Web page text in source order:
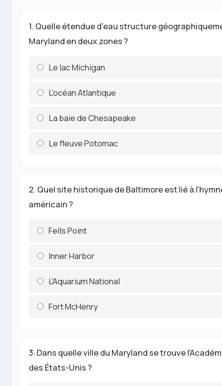
1. Quelle étendue d'eau structure
Maryland en deux zones ?
Le lac Michigan
L'océan Atlantique
La baie de Chesapeake
Le fleuve Potomac
2. Quel site historique de Baltimore est lié à
américain ?
Fells Point
Inner Harbor
L'Aquarium National
Fort McHenry
3. Dans quelle ville du Maryland se trouve
des États-Unis ?